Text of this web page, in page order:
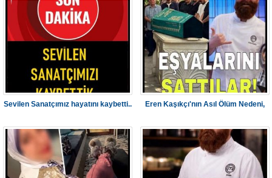
Sevilen Sanatçımız hayatını kaybetti.. Eren Kaşıkçı'nın Asıl Ölüm Nedeni,